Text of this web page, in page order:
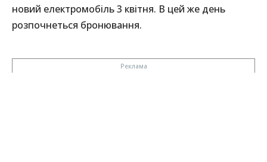
новий електромобіль 3 квітня. В цей же день
розпочнеться бронювання.